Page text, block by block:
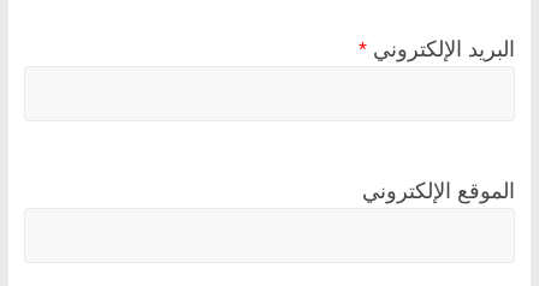
البريد الإلكتروني *
الموقع الإلكتروني